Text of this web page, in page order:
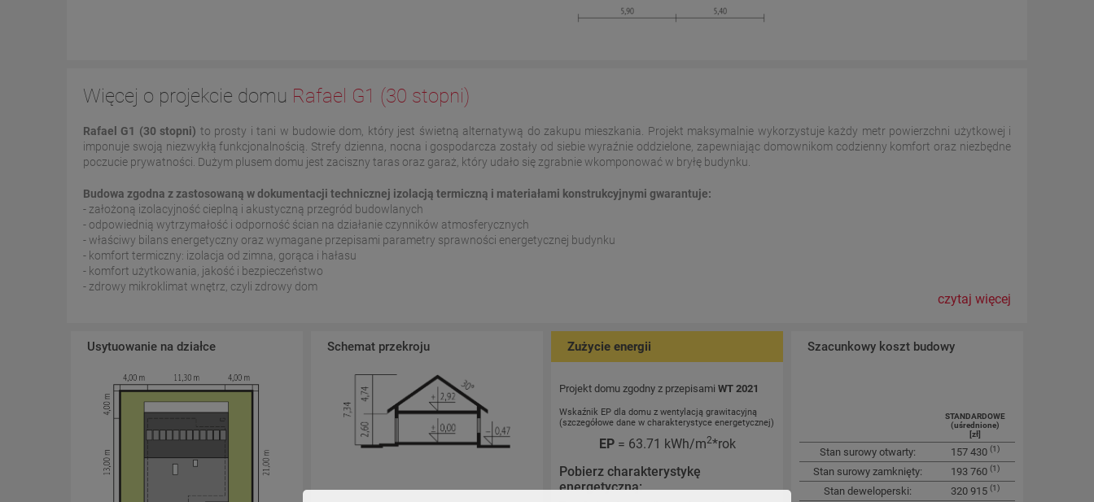
Więcej o projekcie domu Rafael G1 (30 stopni)
Rafael G1 (30 stopni) to prosty i tani w budowie dom, który jest świetną alternatywą do zakupu mieszkania. Projekt maksymalnie wykorzystuje każdy metr powierzchni użytkowej i
imponuje swoją niezwykłą funkcjonalnością. Strefy dzienna, nocna i gospodarcza zostały od siebie wyraźnie oddzielone, zapewniając domownikom codzienny komfort oraz niezbędne
poczucie prywatności. Dużym plusem domu jest zaciszny taras oraz garaż, który udało się zgrabnie wkomponować w bryłę budynku.
Budowa zgodna z zastosowaną w dokumentacji technicznej izolacją termiczną i materiałami konstrukcyjnymi gwarantuje:
- założoną izolacyjność cieplną i akustyczną przegród budowlanych
- odpowiednią wytrzymałość i odporność ścian na działanie czynników atmosferycznych
- właściwy bilans energetyczny oraz wymagane przepisami parametry sprawności energetycznej budynku
- komfort termiczny: izolacja od zimna, gorąca i hałasu
- komfort użytkowania, jakość i bezpieczeństwo
- zdrowy mikroklimat wnętrz, czyli zdrowy dom
czytaj więcej
Usytuowanie na działce Schemat przekroju Zużycie energii
Projekt domu zgodny z przepisami WT 2021
Wskaźnik EP dla domu z wentylacją grawitacyjną
(szczegółowe dane w charakterystyce energetycznej)
EP= 63.71 kWh/m2*rok
Pobierz charakterystykę
energetyczną:
Szacunkowy koszt budowy
STANDARDOWE
(uśrednione)
[zł]
Stan surowy otwarty: 157 430 (1)
Stan surowy zamknięty: 193 760 (1)
Stan deweloperski: 320 915 (1)